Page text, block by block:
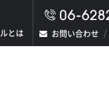
とは お問い合わせ